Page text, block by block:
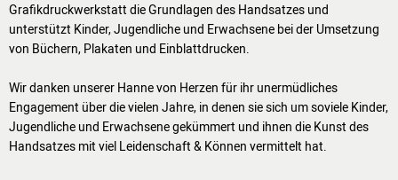
Grafikdruckwerkstatt die Grundlagen des Handsatzes und
unterstützt Kinder, Jugendliche und Erwachsene bei der Umsetzung
von Büchern, Plakaten und Einblattdrucken.
Wir danken unserer Hanne von Herzen für ihr unermüdliches
Engagement über die vielen Jahre, in denen sie sich um soviele Kinder,
Jugendliche und Erwachsene gekümmert und ihnen die Kunst des
Handsatzes mit viel Leidenschaft & Können vermittelt hat.